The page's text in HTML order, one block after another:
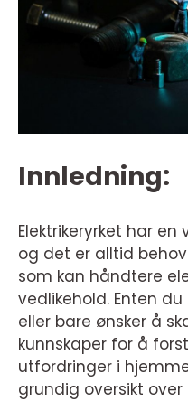
Innledning:
Elektrikeryrket har
og det er alltid
som kan håndtere
vedlikehold. Enten
eller bare ønsker å
kunnskaper for å
utfordringer i
grundig oversikt